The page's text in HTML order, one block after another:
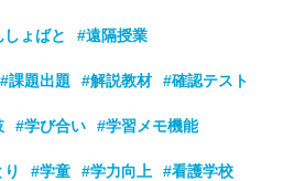
ょばと #遠隔授業
#課題出題 #解説教材 #確認テスト
#学び合い #学習メモ機能
#学童 #学力向上 #看護学校